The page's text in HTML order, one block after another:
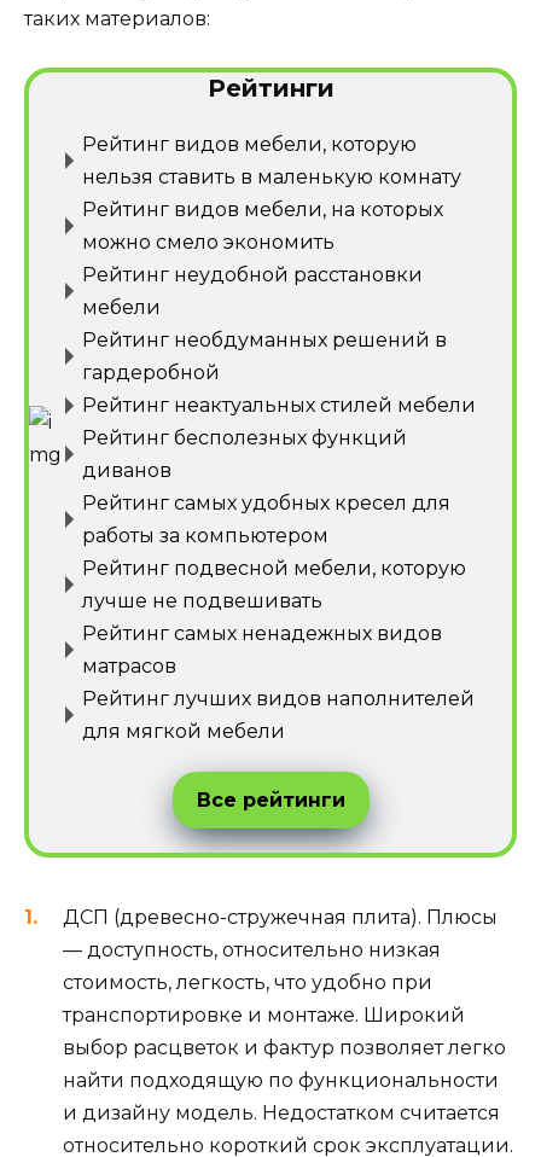
таких материалов:
Рейтинги
Рейтинг видов мебели, которую
нельзя ставить в маленькую комнату
Рейтинг видов мебели, на которых
можно смело экономить
Рейтинг неудобной расстановки
мебели
Рейтинг необдуманных решений в
гардеробной
Рейтинг неактуальных стилей мебели
Рейтинг бесполезных функций
диванов
Рейтинг самых удобных кресел для
работы за компьютером
Рейтинг подвесной мебели, которую
лучше не подвешивать
Рейтинг самых ненадежных видов
матрасов
Рейтинг лучших видов наполнителей
для мягкой мебели
Все рейтинги
ДСП (древесно-стружечная плита). Плюсы
— доступность, относительно низкая
стоимость, легкость, что удобно при
транспортировке и монтаже. Широкий
выбор расцветок и фактур позволяет легко
найти подходящую по функциональности
и дизайну модель. Недостатком считается
относительно короткий срок эксплуатации.